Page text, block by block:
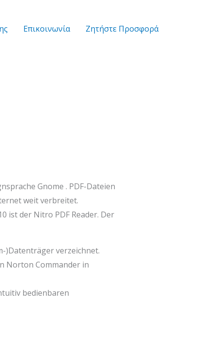
Επικοινωνία Zητήστε Προσφορά
Gnome . PDF-Dateien
weit verbreitet.
ist der Nitro PDF Reader. Der
)Datenträger verzeichnet.
Norton Commander in
bedienbaren